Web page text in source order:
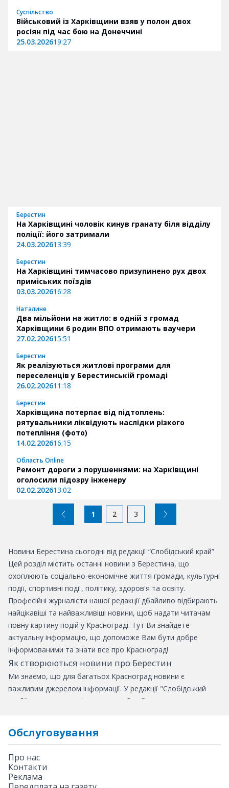
Суспільство
Військовий із Харківщини взяв у полон двох
росіян під час бою на Донеччині
25.03.202619:27
Берестин
На Харківщині чоловік кинув гранату біля відділу
поліції: його затримали
24.03.202613:39
Берестин
На Харківщині тимчасово призупинено рух двох
приміських поїздів
03.03.202616:28
Наталине
Два мільйони на житло: в одній з громад
Харківщини 6 родин ВПО отримають ваучери
27.02.202615:51
Берестин
Як реалізуються житлові програми для
переселенців у Берестинській громаді
26.02.202611:18
Берестин
Харківщина потерпає від підтоплень:
рятувальники ліквідують наслідки різкого
потепління (фото)
14.02.202616:15
Область Online
Ремонт дороги з порушеннями: на Харківщині
оголосили підозру інженеру
02.02.202613:02
1 2 3
Новини Берестина сьогодні від редакції “Слобідський край”
Цей розділ містить останні новини з Берестина, що
охоплюють соціально-економічне життя громади, культурні
події, спортивні події, політику, здоров'я та освіту.
Професійні журналісти нашої редакції дбайливо відбирають
найцікавіші та найважливіші новини, щоб надати читачам
повну картину подій у Краснограді. Тут Ви знайдете
актуальну інформацію, що допоможе Вам бути добре
інформованими та знати все про Красноград!
Як створюються новини про Берестин
Ми знаємо, що для багатьох Красноград новини є
важливим джерелом інформації. У редакції "Слобідський
край" докладають всіх зусиль, щоб забезпечити наших
для вас детальну інформацію про цей процес.
Коли Ви набираєте в пошуку “Надзвичайні новини Берестин”
- ми прагнемо, щоб ваші очікування були повністю
Обслуговування
Про нас
Контакти
Реклама